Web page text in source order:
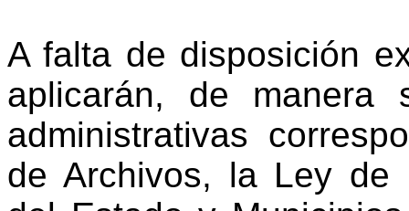
A falta de disposición
aplicarán, de manera
administrativas
de Archivos, la Ley de